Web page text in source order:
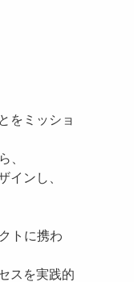
をミッショ
、
インし、
トに携わ
スを実践的